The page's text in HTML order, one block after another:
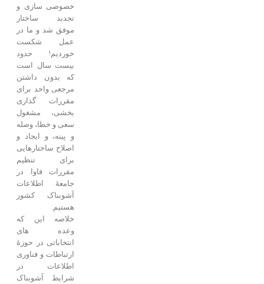
خصوصی سازی و
تجدید ساختار
موفق شد و ما در
عمل شکست
خوردیم! حدود
بیست سال است
که بدون داشتن
مرجعی واحد برای
مقررات گذاری
بخشی، مشغول
سعی و خطا، وصله
و پینه، و ایجاد و
اصلاح ساختارهایی
برای تنظیم
مقررات فاوا در
جامعۀ اطلاعات
آشوبناک کشور
هستیم.
خلاصه این که
وعده های
انتخاباتی در حوزۀ
ارتباطات و فناوری
اطلاعات در
شرایط آشوبناک